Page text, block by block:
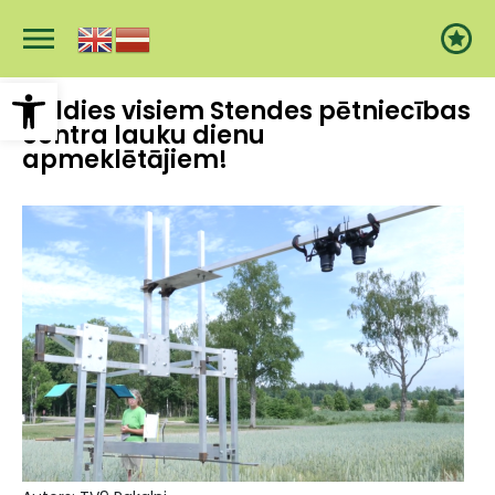
Open toolbar
galveno
Paldies visiem Stendes pētniecības
centra lauku dienu
apmeklētājiem!